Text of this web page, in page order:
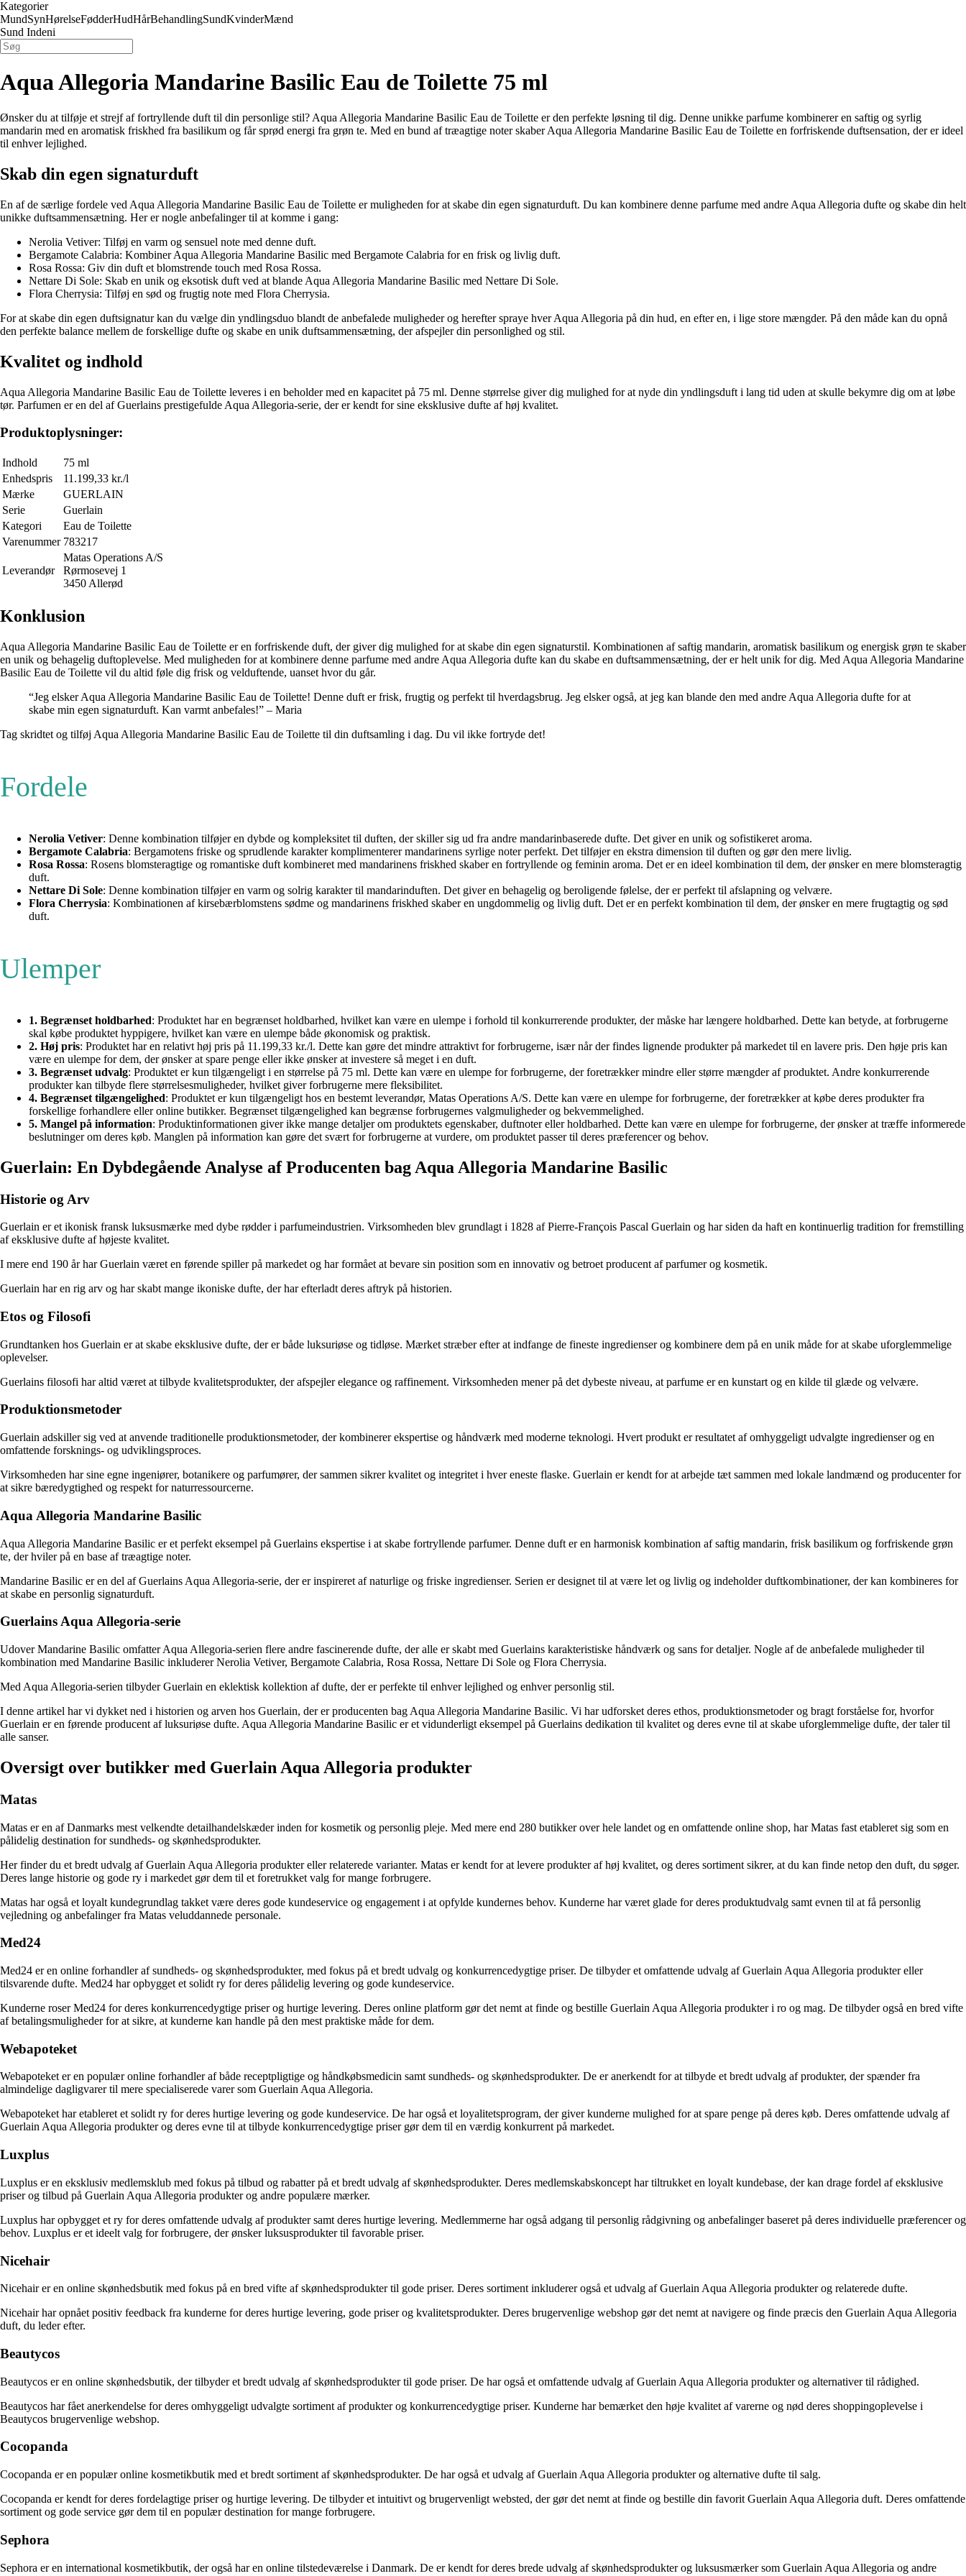
Kategorier
MundSynHørelseFødderHudHårBehandlingSundKvinderMænd
Sund Indeni
Aqua Allegoria Mandarine Basilic Eau de Toilette 75 ml
Ønsker du at tilføje et strejf af fortryllende duft til din personlige stil? Aqua Allegoria Mandarine Basilic Eau de Toilette er den perfekte løsning til dig. Denne unikke parfume kombinerer en saftig og syrlig
mandarin med en aromatisk friskhed fra basilikum og får sprød energi fra grøn te. Med en bund af træagtige noter skaber Aqua Allegoria Mandarine Basilic Eau de Toilette en forfriskende duftsensation, der er ideel
til enhver lejlighed.
Skab din egen signaturduft
En af de særlige fordele ved Aqua Allegoria Mandarine Basilic Eau de Toilette er muligheden for at skabe din egen signaturduft. Du kan kombinere denne parfume med andre Aqua Allegoria dufte og skabe din helt
unikke duftsammensætning. Her er nogle anbefalinger til at komme i gang:
Nerolia Vetiver: Tilføj en varm og sensuel note med denne duft.
Bergamote Calabria: Kombiner Aqua Allegoria Mandarine Basilic med Bergamote Calabria for en frisk og livlig duft.
Rosa Rossa: Giv din duft et blomstrende touch med Rosa Rossa.
Nettare Di Sole: Skab en unik og eksotisk duft ved at blande Aqua Allegoria Mandarine Basilic med Nettare Di Sole.
Flora Cherrysia: Tilføj en sød og frugtig note med Flora Cherrysia.
For at skabe din egen duftsignatur kan du vælge din yndlingsduo blandt de anbefalede muligheder og herefter spraye hver Aqua Allegoria på din hud, en efter en, i lige store mængder. På den måde kan du opnå
den perfekte balance mellem de forskellige dufte og skabe en unik duftsammensætning, der afspejler din personlighed og stil.
Kvalitet og indhold
Aqua Allegoria Mandarine Basilic Eau de Toilette leveres i en beholder med en kapacitet på 75 ml. Denne størrelse giver dig mulighed for at nyde din yndlingsduft i lang tid uden at skulle bekymre dig om at løbe
tør. Parfumen er en del af Guerlains prestigefulde Aqua Allegoria-serie, der er kendt for sine eksklusive dufte af høj kvalitet.
Produktoplysninger:
Indhold
75 ml
Enhedspris
11.199,33 kr./l
Mærke
GUERLAIN
Serie
Guerlain
Kategori
Eau de Toilette
Varenummer 783217
Leverandør
Matas Operations A/S
Rørmosevej 1
3450 Allerød
Konklusion
Aqua Allegoria Mandarine Basilic Eau de Toilette er en forfriskende duft, der giver dig mulighed for at skabe din egen signaturstil. Kombinationen af saftig mandarin, aromatisk basilikum og energisk grøn te skaber
en unik og behagelig duftoplevelse. Med muligheden for at kombinere denne parfume med andre Aqua Allegoria dufte kan du skabe en duftsammensætning, der er helt unik for dig. Med Aqua Allegoria Mandarine
Basilic Eau de Toilette vil du altid føle dig frisk og velduftende, uanset hvor du går.
“Jeg elsker Aqua Allegoria Mandarine Basilic Eau de Toilette! Denne duft er frisk, frugtig og perfekt til hverdagsbrug. Jeg elsker også, at jeg kan blande den med andre Aqua Allegoria dufte for at
skabe min egen signaturduft. Kan varmt anbefales!” – Maria
Tag skridtet og tilføj Aqua Allegoria Mandarine Basilic Eau de Toilette til din duftsamling i dag. Du vil ikke fortryde det!
Fordele
Nerolia Vetiver: Denne kombination tilføjer en dybde og kompleksitet til duften, der skiller sig ud fra andre mandarinbaserede dufte. Det giver en unik og sofistikeret aroma.
Bergamote Calabria: Bergamotens friske og sprudlende karakter komplimenterer mandarinens syrlige noter perfekt. Det tilføjer en ekstra dimension til duften og gør den mere livlig.
Rosa Rossa: Rosens blomsteragtige og romantiske duft kombineret med mandarinens friskhed skaber en fortryllende og feminin aroma. Det er en ideel kombination til dem, der ønsker en mere blomsteragtig
duft.
Nettare Di Sole: Denne kombination tilføjer en varm og solrig karakter til mandarinduften. Det giver en behagelig og beroligende følelse, der er perfekt til afslapning og velvære.
Flora Cherrysia: Kombinationen af kirsebærblomstens sødme og mandarinens friskhed skaber en ungdommelig og livlig duft. Det er en perfekt kombination til dem, der ønsker en mere frugtagtig og sød
duft.
Ulemper
1. Begrænset holdbarhed: Produktet har en begrænset holdbarhed, hvilket kan være en ulempe i forhold til konkurrerende produkter, der måske har længere holdbarhed. Dette kan betyde, at forbrugerne
skal købe produktet hyppigere, hvilket kan være en ulempe både økonomisk og praktisk.
2. Høj pris: Produktet har en relativt høj pris på 11.199,33 kr./l. Dette kan gøre det mindre attraktivt for forbrugerne, især når der findes lignende produkter på markedet til en lavere pris. Den høje pris kan
være en ulempe for dem, der ønsker at spare penge eller ikke ønsker at investere så meget i en duft.
3. Begrænset udvalg: Produktet er kun tilgængeligt i en størrelse på 75 ml. Dette kan være en ulempe for forbrugerne, der foretrækker mindre eller større mængder af produktet. Andre konkurrerende
produkter kan tilbyde flere størrelsesmuligheder, hvilket giver forbrugerne mere fleksibilitet.
4. Begrænset tilgængelighed: Produktet er kun tilgængeligt hos en bestemt leverandør, Matas Operations A/S. Dette kan være en ulempe for forbrugerne, der foretrækker at købe deres produkter fra
forskellige forhandlere eller online butikker. Begrænset tilgængelighed kan begrænse forbrugernes valgmuligheder og bekvemmelighed.
5. Mangel på information: Produktinformationen giver ikke mange detaljer om produktets egenskaber, duftnoter eller holdbarhed. Dette kan være en ulempe for forbrugerne, der ønsker at træffe informerede
beslutninger om deres køb. Manglen på information kan gøre det svært for forbrugerne at vurdere, om produktet passer til deres præferencer og behov.
Guerlain: En Dybdegående Analyse af Producenten bag Aqua Allegoria Mandarine Basilic
Historie og Arv
Guerlain er et ikonisk fransk luksusmærke med dybe rødder i parfumeindustrien. Virksomheden blev grundlagt i 1828 af Pierre-François Pascal Guerlain og har siden da haft en kontinuerlig tradition for fremstilling
af eksklusive dufte af højeste kvalitet.
I mere end 190 år har Guerlain været en førende spiller på markedet og har formået at bevare sin position som en innovativ og betroet producent af parfumer og kosmetik.
Guerlain har en rig arv og har skabt mange ikoniske dufte, der har efterladt deres aftryk på historien.
Etos og Filosofi
Grundtanken hos Guerlain er at skabe eksklusive dufte, der er både luksuriøse og tidløse. Mærket stræber efter at indfange de fineste ingredienser og kombinere dem på en unik måde for at skabe uforglemmelige
oplevelser.
Guerlains filosofi har altid været at tilbyde kvalitetsprodukter, der afspejler elegance og raffinement. Virksomheden mener på det dybeste niveau, at parfume er en kunstart og en kilde til glæde og velvære.
Produktionsmetoder
Guerlain adskiller sig ved at anvende traditionelle produktionsmetoder, der kombinerer ekspertise og håndværk med moderne teknologi. Hvert produkt er resultatet af omhyggeligt udvalgte ingredienser og en
omfattende forsknings- og udviklingsproces.
Virksomheden har sine egne ingeniører, botanikere og parfumører, der sammen sikrer kvalitet og integritet i hver eneste flaske. Guerlain er kendt for at arbejde tæt sammen med lokale landmænd og producenter for
at sikre bæredygtighed og respekt for naturressourcerne.
Aqua Allegoria Mandarine Basilic
Aqua Allegoria Mandarine Basilic er et perfekt eksempel på Guerlains ekspertise i at skabe fortryllende parfumer. Denne duft er en harmonisk kombination af saftig mandarin, frisk basilikum og forfriskende grøn
te, der hviler på en base af træagtige noter.
Mandarine Basilic er en del af Guerlains Aqua Allegoria-serie, der er inspireret af naturlige og friske ingredienser. Serien er designet til at være let og livlig og indeholder duftkombinationer, der kan kombineres for
at skabe en personlig signaturduft.
Guerlains Aqua Allegoria-serie
Udover Mandarine Basilic omfatter Aqua Allegoria-serien flere andre fascinerende dufte, der alle er skabt med Guerlains karakteristiske håndværk og sans for detaljer. Nogle af de anbefalede muligheder til
kombination med Mandarine Basilic inkluderer Nerolia Vetiver, Bergamote Calabria, Rosa Rossa, Nettare Di Sole og Flora Cherrysia.
Med Aqua Allegoria-serien tilbyder Guerlain en eklektisk kollektion af dufte, der er perfekte til enhver lejlighed og enhver personlig stil.
I denne artikel har vi dykket ned i historien og arven hos Guerlain, der er producenten bag Aqua Allegoria Mandarine Basilic. Vi har udforsket deres ethos, produktionsmetoder og bragt forståelse for, hvorfor
Guerlain er en førende producent af luksuriøse dufte. Aqua Allegoria Mandarine Basilic er et vidunderligt eksempel på Guerlains dedikation til kvalitet og deres evne til at skabe uforglemmelige dufte, der taler til
alle sanser.
Oversigt over butikker med Guerlain Aqua Allegoria produkter
Matas
Matas er en af Danmarks mest velkendte detailhandelskæder inden for kosmetik og personlig pleje. Med mere end 280 butikker over hele landet og en omfattende online shop, har Matas fast etableret sig som en
pålidelig destination for sundheds- og skønhedsprodukter.
Her finder du et bredt udvalg af Guerlain Aqua Allegoria produkter eller relaterede varianter. Matas er kendt for at levere produkter af høj kvalitet, og deres sortiment sikrer, at du kan finde netop den duft, du søger.
Deres lange historie og gode ry i markedet gør dem til et foretrukket valg for mange forbrugere.
Matas har også et loyalt kundegrundlag takket være deres gode kundeservice og engagement i at opfylde kundernes behov. Kunderne har været glade for deres produktudvalg samt evnen til at få personlig
vejledning og anbefalinger fra Matas veluddannede personale.
Med24
Med24 er en online forhandler af sundheds- og skønhedsprodukter, med fokus på et bredt udvalg og konkurrencedygtige priser. De tilbyder et omfattende udvalg af Guerlain Aqua Allegoria produkter eller
tilsvarende dufte. Med24 har opbygget et solidt ry for deres pålidelig levering og gode kundeservice.
Kunderne roser Med24 for deres konkurrencedygtige priser og hurtige levering. Deres online platform gør det nemt at finde og bestille Guerlain Aqua Allegoria produkter i ro og mag. De tilbyder også en bred vifte
af betalingsmuligheder for at sikre, at kunderne kan handle på den mest praktiske måde for dem.
Webapoteket
Webapoteket er en populær online forhandler af både receptpligtige og håndkøbsmedicin samt sundheds- og skønhedsprodukter. De er anerkendt for at tilbyde et bredt udvalg af produkter, der spænder fra
almindelige dagligvarer til mere specialiserede varer som Guerlain Aqua Allegoria.
Webapoteket har etableret et solidt ry for deres hurtige levering og gode kundeservice. De har også et loyalitetsprogram, der giver kunderne mulighed for at spare penge på deres køb. Deres omfattende udvalg af
Guerlain Aqua Allegoria produkter og deres evne til at tilbyde konkurrencedygtige priser gør dem til en værdig konkurrent på markedet.
Luxplus
Luxplus er en eksklusiv medlemsklub med fokus på tilbud og rabatter på et bredt udvalg af skønhedsprodukter. Deres medlemskabskoncept har tiltrukket en loyalt kundebase, der kan drage fordel af eksklusive
priser og tilbud på Guerlain Aqua Allegoria produkter og andre populære mærker.
Luxplus har opbygget et ry for deres omfattende udvalg af produkter samt deres hurtige levering. Medlemmerne har også adgang til personlig rådgivning og anbefalinger baseret på deres individuelle præferencer og
behov. Luxplus er et ideelt valg for forbrugere, der ønsker luksusprodukter til favorable priser.
Nicehair
Nicehair er en online skønhedsbutik med fokus på en bred vifte af skønhedsprodukter til gode priser. Deres sortiment inkluderer også et udvalg af Guerlain Aqua Allegoria produkter og relaterede dufte.
Nicehair har opnået positiv feedback fra kunderne for deres hurtige levering, gode priser og kvalitetsprodukter. Deres brugervenlige webshop gør det nemt at navigere og finde præcis den Guerlain Aqua Allegoria
duft, du leder efter.
Beautycos
Beautycos er en online skønhedsbutik, der tilbyder et bredt udvalg af skønhedsprodukter til gode priser. De har også et omfattende udvalg af Guerlain Aqua Allegoria produkter og alternativer til rådighed.
Beautycos har fået anerkendelse for deres omhyggeligt udvalgte sortiment af produkter og konkurrencedygtige priser. Kunderne har bemærket den høje kvalitet af varerne og nød deres shoppingoplevelse i
Beautycos brugervenlige webshop.
Cocopanda
Cocopanda er en populær online kosmetikbutik med et bredt sortiment af skønhedsprodukter. De har også et udvalg af Guerlain Aqua Allegoria produkter og alternative dufte til salg.
Cocopanda er kendt for deres fordelagtige priser og hurtige levering. De tilbyder et intuitivt og brugervenligt websted, der gør det nemt at finde og bestille din favorit Guerlain Aqua Allegoria duft. Deres omfattende
sortiment og gode service gør dem til en populær destination for mange forbrugere.
Sephora
Sephora er en international kosmetikbutik, der også har en online tilstedeværelse i Danmark. De er kendt for deres brede udvalg af skønhedsprodukter og luksusmærker som Guerlain Aqua Allegoria og andre